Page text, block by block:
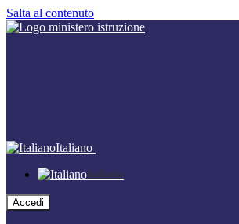
Salta al contenuto
Italiano
Italiano
Accedi